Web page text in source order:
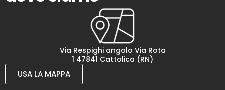
Via Respighi angolo Via Rota
1 47841 Cattolica (RN)
USA LA MAPPA